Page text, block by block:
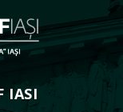
IASI